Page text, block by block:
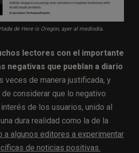
de Here is Oregon, ayer al mediodía.
lectores con el importante
negativas que pueblan a diario
veces de manera justificada, y
considerar que lo negativo
de los usuarios, unido al
dura realidad como la de la
a algunos editores a experimentar
de noticias positivas.